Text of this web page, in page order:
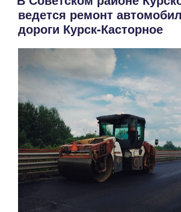
по
нацпроекту
по
ремонту
автомобильной
дороги
Короча-
Губкин-
Горшечное-«Курск-
Борисоглебск»»
ведется ремонт
дороги Курск-Касторное